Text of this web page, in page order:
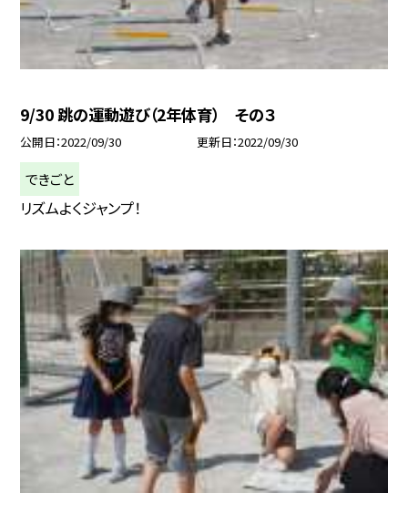
9/30 跳の運動遊び（2年体育） その３
公開日 2022/09/30 更新日 2022/09/30
できごと
リズムよくジャンプ！